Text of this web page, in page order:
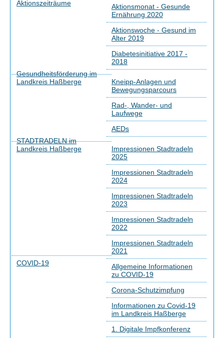
Aktionszeiträume
Aktionsmonat - Gesunde
Ernährung 2020
Aktionswoche - Gesund im
Alter 2019
Diabetesinitiative 2017 -
2018
Gesundheitsförderung im
Landkreis Haßberge
Kneipp-Anlagen und
Bewegungsparcours
Rad-, Wander- und
Laufwege
AEDs
STADTRADELN im
Landkreis Haßberge
Impressionen Stadtradeln
2025
Impressionen Stadtradeln
2024
Impressionen Stadtradeln
2023
Impressionen Stadtradeln
2022
Impressionen Stadtradeln
2021
COVID-19
Allgemeine Informationen
zu COVID-19
Corona-Schutzimpfung
Informationen zu Covid-19
im Landkreis Haßberge
1. Digitale Impfkonferenz